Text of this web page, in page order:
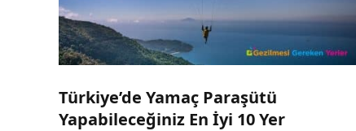
Türkiye’de Yamaç Paraşütü
Yapabileceğiniz En İyi 10 Yer